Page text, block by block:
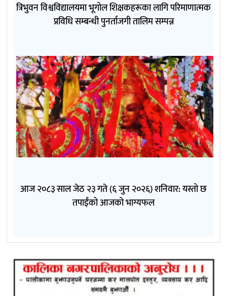
त्रिभुवन विश्वविद्यालयमा भूगोल शिक्षकहरूका लागि परिमाणात्मक
प्रविधि सम्बन्धी पुनर्ताजगी तालिम सम्पन्न
आज २०८३ साल जेठ २३ गते (६ जुन २०२६) शनिवार: यस्तो छ
तपाईंको आजको भाग्यफल